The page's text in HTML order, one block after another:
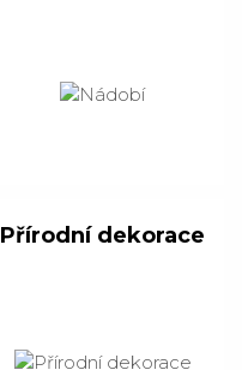
Přírodní dekorace